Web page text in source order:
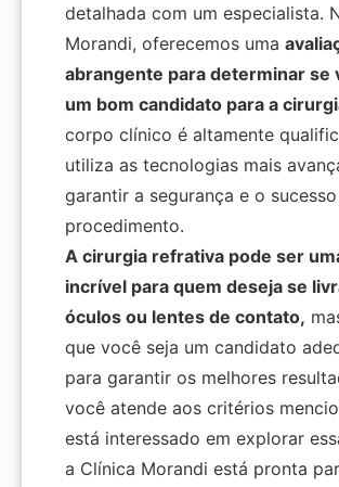
detalhada com um especialista.
Morandi, oferecemos uma
abrangente para determinar se
um bom candidato para a
corpo clínico é altamente
utiliza as tecnologias mais
garantir a segurança e o
procedimento.
A cirurgia refrativa pode ser
incrível para quem deseja se
óculos ou lentes de contato,
que você seja um candidato
para garantir os melhores
você atende aos critérios
está interessado em explorar
a Clínica Morandi está pronta